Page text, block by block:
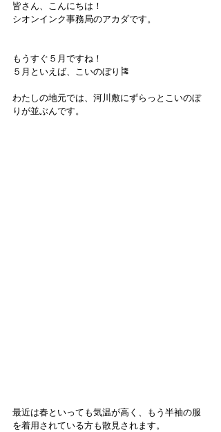
皆さん、こんにちは！
シオンインク事務局のアカダです。
もうすぐ５月ですね！
５月といえば、こいのぼり🎏
わたしの地元では、河川敷にずらっとこいのぼ
りが並ぶんです。
最近は春といっても気温が高く、もう半袖の服
を着用されている方も散見されます。